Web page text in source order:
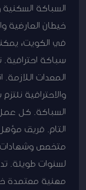
السباكة السكنية
خيطان
في الكويت،
سباكة
والاحترافية
السباكة. كل
التام. فريق
متخصص وشهادات
لسنوات طويلة.
مهنية معتمدة